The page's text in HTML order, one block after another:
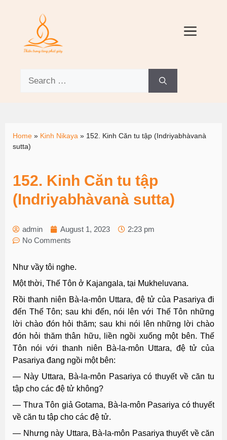
Home » Kinh Nikaya » 152. Kinh Căn tu tập (Indriyabhàvanà
sutta)
152. Kinh Căn tu tập
(Indriyabhàvanà sutta)
admin August 1, 2023
2:23 pm
No Comments
Như vầy tôi nghe.
Một thời, Thế Tôn ở Kajangala, tại Mukheluvana.
Rồi thanh niên Bà-la-môn Uttara, đệ tử của Pasariya đi
đến Thế Tôn; sau khi đến, nói lên với Thế Tôn những
lời chào đón hỏi thăm; sau khi nói lên những lời chào
đón hỏi thăm thân hữu, liền ngồi xuống một bên. Thế
Tôn nói với thanh niên Bà-la-môn Uttara, đệ tử của
Pasariya đang ngồi một bên:
— Này Uttara, Bà-la-môn Pasariya có thuyết về căn tu
tập cho các đệ tử không?
— Thưa Tôn giả Gotama, Bà-la-môn Pasariya có thuyết
về căn tu tập cho các đệ tử.
— Nhưng này Uttara, Bà-la-môn Pasariya thuyết về căn